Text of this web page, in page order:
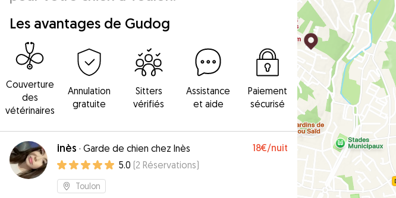
Les avantages de Gudog
Couverture
des
vétérinaires
Annulation
gratuite
Sitters
vérifiés
Assistance
et aide
Paiement
sécurisé
inès · Garde de chien chez Inès 18€/nuit
5.0 (2 Réservations)
Toulon